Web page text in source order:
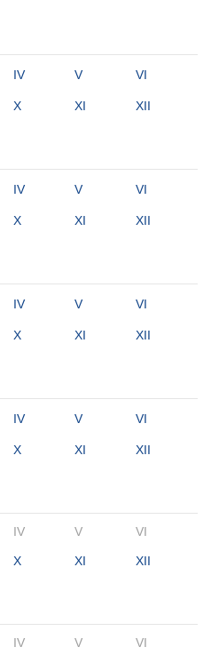
IV V VI
X XI XII
IV V VI
X XI XII
IV V VI
X XI XII
IV V VI
X XI XII
IV V VI
X XI XII
IV V
VI